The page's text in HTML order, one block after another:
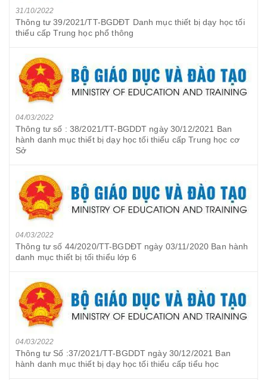
31/10/2022
Thông tư 39/2021/TT-BGDĐT Danh mục thiết bị dạy học tối
thiểu cấp Trung học phổ thông
04/03/2022
Thông tư số : 38/2021/TT-BGDDT ngày 30/12/2021 Ban
hành danh mục thiết bị dạy học tối thiểu cấp Trung học cơ
Sở
04/03/2022
Thông tư số 44/2020/TT-BGDĐT ngày 03/11/2020 Ban hành
danh mục thiết bị tối thiểu lớp 6
04/03/2022
Thông tư Số :37/2021/TT-BGDDT ngày 30/12/2021 Ban
hành danh mục thiết bị dạy học tối thiểu cấp tiểu học